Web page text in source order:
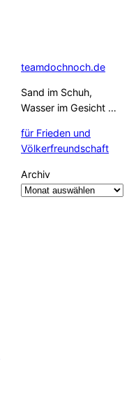
teamdochnoch.de
Sand im Schuh,
Wasser im Gesicht …
für Frieden und
Völkerfreundschaft
Archiv